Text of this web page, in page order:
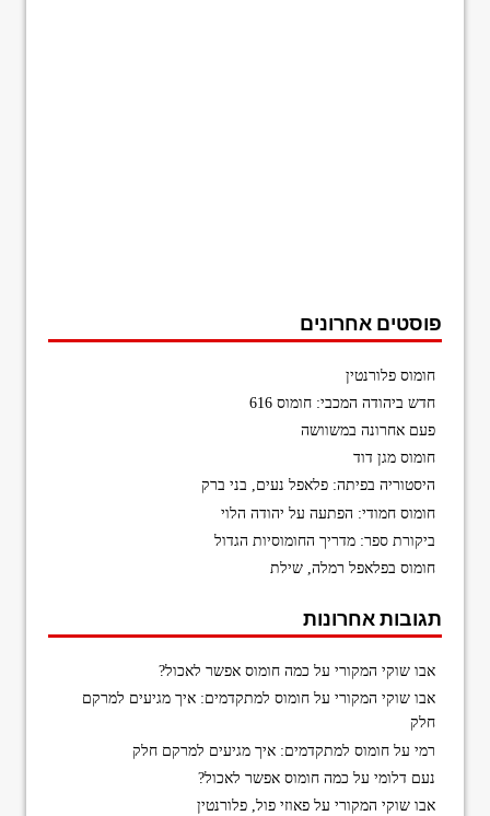
פוסטים אחרונים
חומוס פלורנטין
חדש ביהודה המכבי: חומוס 616
פעם אחרונה במשוושה
חומוס מגן דוד
היסטוריה בפיתה: פלאפל נעים, בני ברק
חומוס חמודי: הפתעה על יהודה הלוי
ביקורת ספר: מדריך החומוסיות הגדול
חומוס בפלאפל רמלה, שילת
תגובות אחרונות
אבו שוקי המקורי על כמה חומוס אפשר לאכול?
אבו שוקי המקורי עלחומוס למתקדמים: איך מגיעים למרקם
חלק
רמי עלחומוס למתקדמים: איך מגיעים למרקם חלק
נעם דלומי על כמה חומוס אפשר לאכול?
אבו שוקי המקורי עלפאוזי פול, פלורנטין